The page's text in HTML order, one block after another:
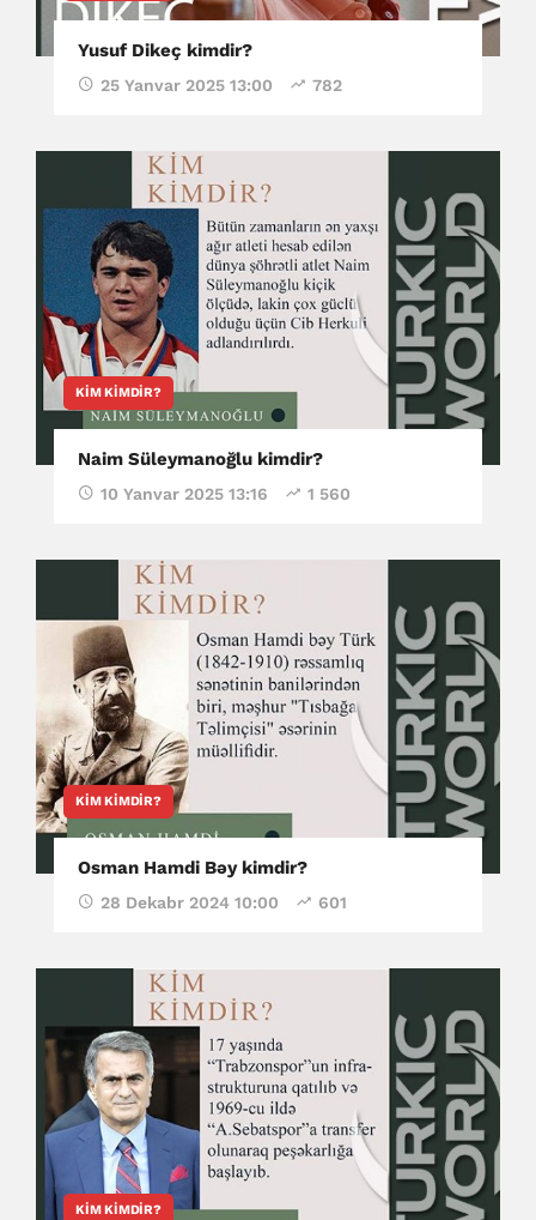
Yusuf Dikeç kimdir?
25 Yanvar 2025 13:00 782
KIM KIMDIR?
Naim Süleymanoğlu kimdir?
10 Yanvar 2025 13:16 1 560
KIM KIMDIR?
Osman Hamdi Bəy kimdir?
28 Dekabr 2024 10:00 601
KIM KIMDIR?